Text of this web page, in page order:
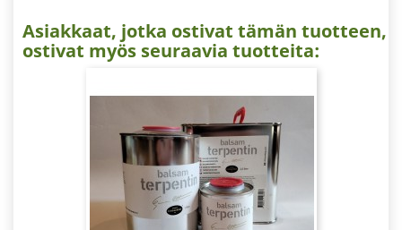
Asiakkaat, jotka ostivat tämän tuotteen,
ostivat myös seuraavia tuotteita: